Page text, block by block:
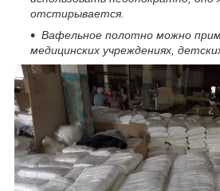
отстирывается.
Вафельное полотно можно
медицинских учреждениях,